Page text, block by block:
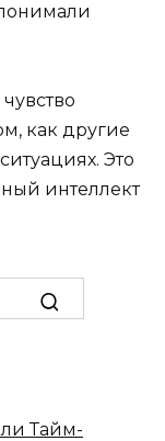
как другие
Это
интеллект
Тайм-